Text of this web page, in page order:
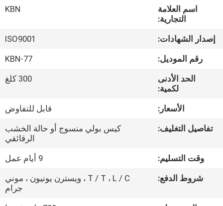
جولة
المعمل
مراقبة
الجودة
اتصل
اطلب
اسم العلامة
التجارية:
KBN
إصدار الشهادات:
ISO9001
رقم الموديل:
KBN-77
الحد الأدنى
لكمية:
300 كلغ
الأسعار:
قابل للتفاوض
تفاصيل التغليف:
كيس بولي منسوج أو حالة الخشب
الرقائقي
وقت التسليم:
9 أيام عمل
شروط الدفع:
T / T ، L / C ، ويسترن يونيون ، موني
جرام